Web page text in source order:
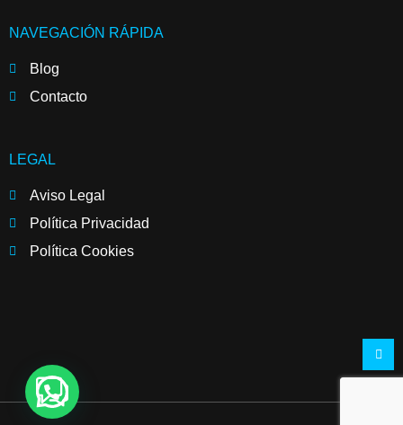
NAVEGACIÓN RÁPIDA
Blog
Contacto
LEGAL
Aviso Legal
Política Privacidad
Política Cookies